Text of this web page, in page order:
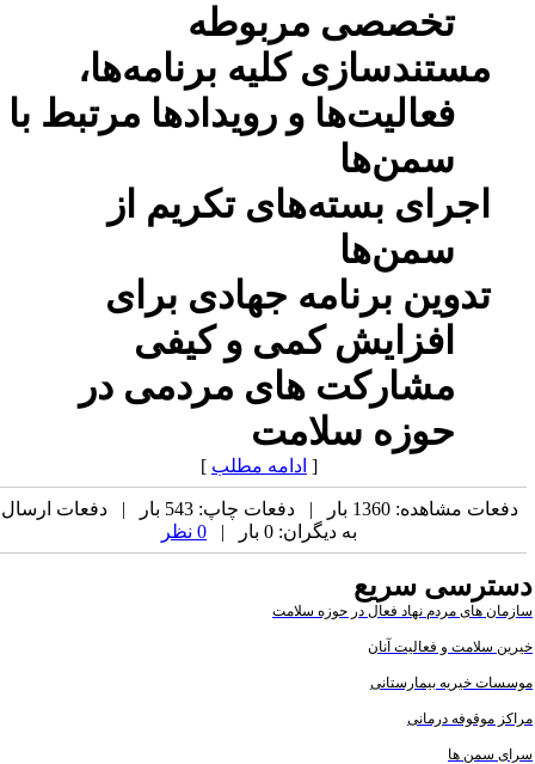
تخصصی مربوطه
مستندسازی کلیه برنامه‌ها،
فعالیت‌ها و رویدادها مرتبط با
سمن‌ها
اجرای بسته‌های تکریم از
سمن‌ها
تدوین برنامه جهادی برای
افزایش کمی و کیفی
مشارکت های مردمی در
حوزه سلامت
ادامه مطلب]
دفعات مشاهده: 1360 بار | دفعات چاپ: 543 بار | دفعات ارسال
به دیگران: 0 بار |
سریع
های مردم نهاد فعال در حوزه سلامت
سلامت و فعالیت آنان
خیریه بیمارستانی
موقوفه درمانی
سمن ها